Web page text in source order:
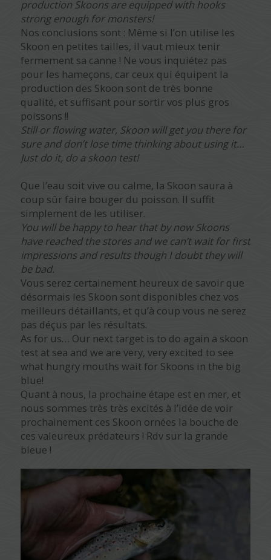
production Skoons are equipped with hooks
strong enough for monsters!
Nos conclusions sont : Même si l’on utilise les
Skoon en petites tailles, il vaut mieux tenir
fermement sa canne ! Ne vous inquiétez pas
pour les hameçons, car ceux qui équipent la
production des Skoon sont de très bonne
qualité, et suffisant pour sortir vos plus gros
poissons !!
Still or flowing water, Skoon will get you there for
sure and don’t lose time thinking about using it…
Just do it, do a skoon test!
Que l’eau soit vive ou calme, la Skoon saura à
coup sûr faire bouger du poisson. Il suffit
simplement de les utiliser.
You will be happy to hear that by now Skoons
have reached the stores and we can’t wait for first
impressions and results though I doubt they will
be bad.
Vous serez certainement heureux de savoir que
désormais les Skoon sont disponibles chez vos
meilleurs détaillants, et qu’à coup vous ne serez
pas déçus par les résultats.
As for us… Our next target is to do again a skoon
test at sea and we are very, very excited to see
what hungry mouths wait for Skoons in the big
blue!
Quant à nous, la prochaine étape est en mer, et
nous sommes très très excités à l’idée de voir
prochainement ces Skoon ornées la bouche de
ces valeureux prédateurs ! Rdv sur la grande
bleue !